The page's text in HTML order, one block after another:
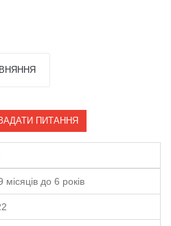
ПИТАННЯ
місяців до 6 років